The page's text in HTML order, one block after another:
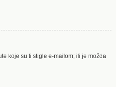
koje su ti stigle e-mailom; ili je možda